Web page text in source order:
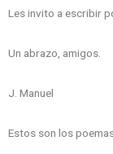
Les invito a escribir
Un abrazo, amigos.
J. Manuel
Estos son los